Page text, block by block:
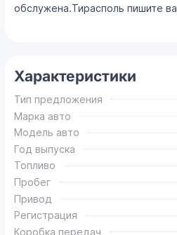
обслужена.Тирасполь пишите
Характеристики
Тип предложения
Марка авто
Модель авто
Год выпуска
Топливо
Пробег
Привод
Регистрация
Коробка передач